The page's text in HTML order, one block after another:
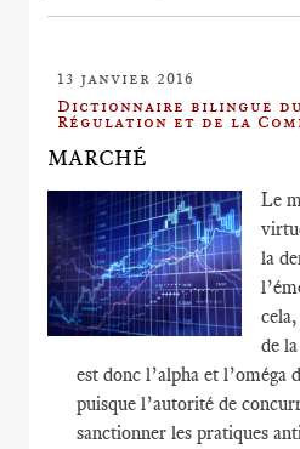
13 janvier 2016
Dictionnaire bilingue
Régulation et de la
MARCHÉ
Le
la
de
est donc l’alpha et
puisque l’autorité de
sanctionner les pratiques